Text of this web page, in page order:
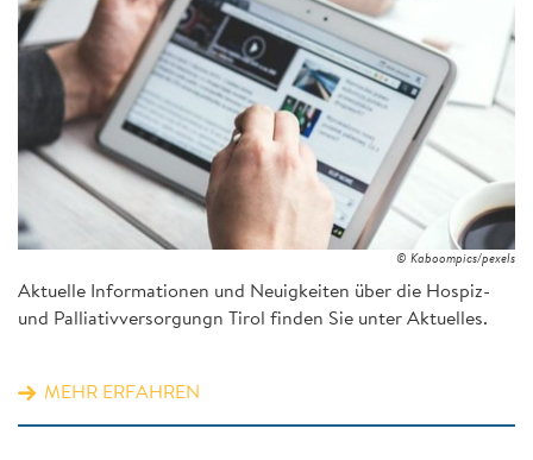
© Kaboompics/pexels
Aktuelle Informationen und Neuigkeiten über die Hospiz-
und Palliativversorgungn Tirol finden Sie unter Aktuelles.
MEHR ERFAHREN